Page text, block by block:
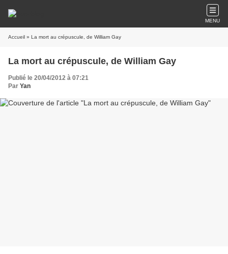
MENU
Accueil » La mort au crépuscule, de William Gay
La mort au crépuscule, de William Gay
Publié le 20/04/2012 à 07:21
Par Yan